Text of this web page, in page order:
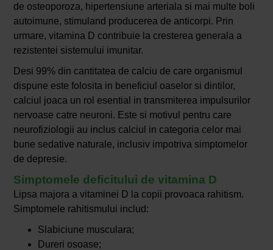
de osteoporoza, hipertensiune arteriala si mai multe boli
autoimune, stimuland producerea de anticorpi. Prin
urmare, vitamina D contribuie la cresterea generala a
rezistentei sistemului imunitar.
Desi 99% din cantitatea de calciu de care organismul
dispune este folosita in beneficiul oaselor si dintilor,
calciul joaca un rol esential in transmiterea impulsurilor
nervoase catre neuroni. Este si motivul pentru care
neurofiziologii au inclus calciul in categoria celor mai
bune sedative naturale, inclusiv impotriva simptomelor
de depresie.
Simptomele deficitului de vitamina D
Lipsa majora a vitaminei D la copii provoaca rahitism.
Simptomele rahitismului includ:
Slabiciune musculara;
Dureri osoase;